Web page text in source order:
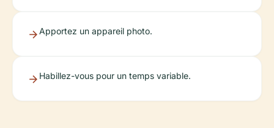
Apportez un appareil photo.
Habillez-vous pour un temps variable.